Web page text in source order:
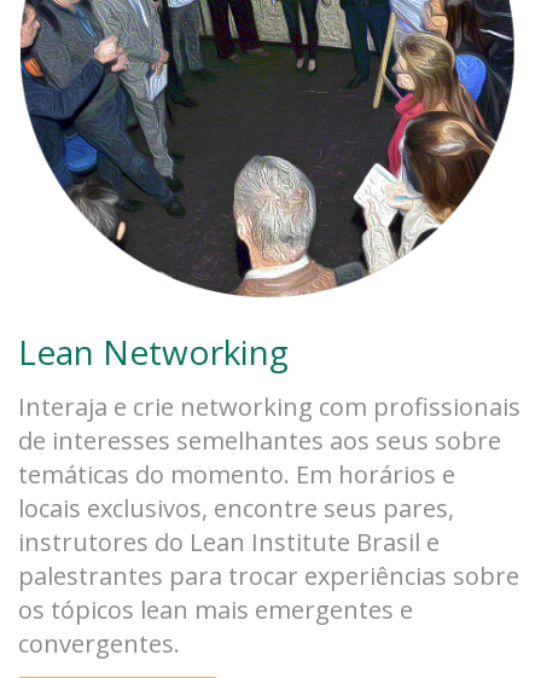
Lean Networking
Interaja e crie networking com profissionais
de interesses semelhantes aos seus sobre
temáticas do momento. Em horários e
locais exclusivos, encontre seus pares,
instrutores do Lean Institute Brasil e
palestrantes para trocar experiências sobre
os tópicos lean mais emergentes e
convergentes.